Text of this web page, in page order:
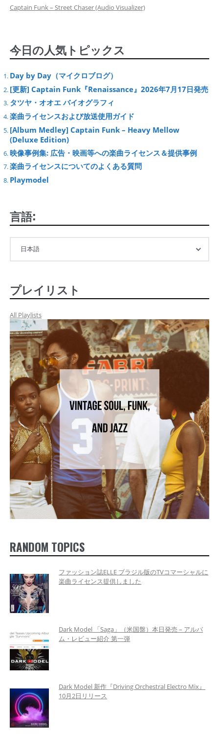
Captain Funk – Street Chaser (Audio Visualizer)
今日の人気トピックス
Day by Day（マイクロブログ）
[更新] Captain Funk『Renaissance』2026年7月17日発売
タツヤ・オオエ バイオグラフィ
楽曲ライセンスおよび放送使用ガイド
[Album Medley] Captain Funk – Heavy Mellow
(Deluxe Edition)
映像事例集: 広告・映画等への楽曲ライセンス＆提供事例
楽曲ライセンスについてのよくある質問
Playmodel
言語:
プレイリスト
All Playlists
RANDOM TOPICS
ファッション誌ELLE ブラジル版のTVコマーシャルに
楽曲ライセンス提供しました
Dark Model 「Saga」（米国盤）本日発売 – アルバ
ム・レビュー紹介 第一弾
Dark Model 新作『Driving Orchestral Electro Mix』
10月2日リリース